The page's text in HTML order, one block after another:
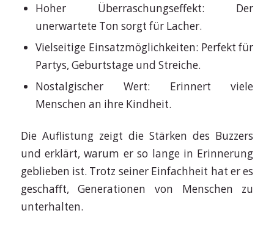
Hoher Überraschungseffekt: Der
unerwartete Ton sorgt für Lacher.
Vielseitige Einsatzmöglichkeiten: Perfekt für
Partys, Geburtstage und Streiche.
Nostalgischer Wert: Erinnert viele
Menschen an ihre Kindheit.
Die Auflistung zeigt die Stärken des Buzzers
und erklärt, warum er so lange in Erinnerung
geblieben ist. Trotz seiner Einfachheit hat er es
geschafft, Generationen von Menschen zu
unterhalten.